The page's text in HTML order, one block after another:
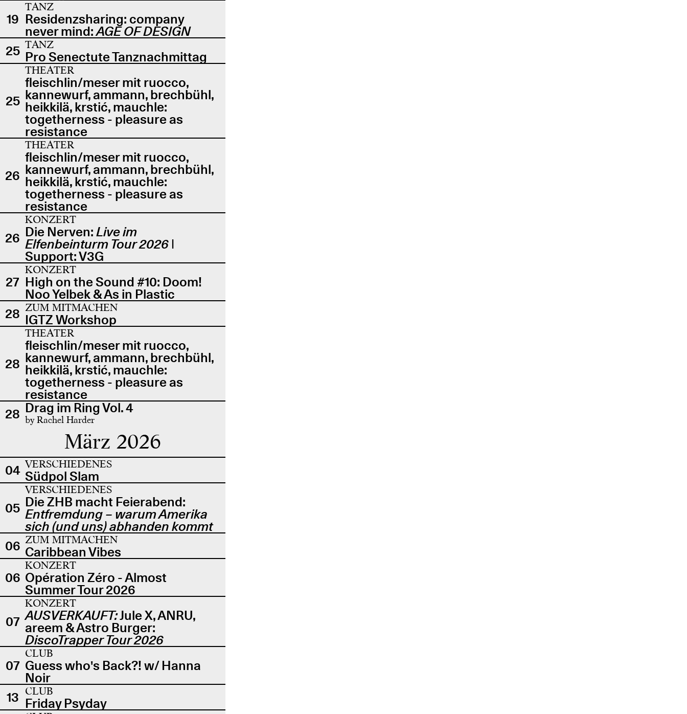
19
TANZ
Residenzsharing: company
never mind:AGE OF DESIGN
25 TANZ
Pro Senectute Tanznachmittag
25
THEATER
fleischlin/meser mit ruocco,
kannewurf, ammann, brechbühl,
heikkilä, krstić, mauchle:
togetherness - pleasure as
resistance
26
THEATER
fleischlin/meser mit ruocco,
kannewurf, ammann, brechbühl,
heikkilä, krstić, mauchle:
togetherness - pleasure as
resistance
26
KONZERT
Die Nerven:Live im
Elfenbeinturm Tour 2026 |
Support: V3G
27
KONZERT
High on the Sound #10: Doom!
Noo Yelbek & As in Plastic
28 ZUM MITMACHEN
IGTZ Workshop
28
THEATER
fleischlin/meser mit ruocco,
kannewurf, ammann, brechbühl,
heikkilä, krstić, mauchle:
togetherness - pleasure as
resistance
28 Drag im Ring Vol. 4
by Rachel Harder
März 2026
04 VERSCHIEDENES
Südpol Slam
05
VERSCHIEDENES
Die ZHB macht Feierabend:
Entfremdung – warum Amerika
sich (und uns) abhanden kommt
06 ZUM MITMACHEN
Caribbean Vibes
06
KONZERT
Opération Zéro - Almost
Summer Tour 2026
07
KONZERT
AUSVERKAUFT:Jule X, ANRU,
areem & Astro Burger:
DiscoTrapper Tour 2026
07
CLUB
Guess who's Back?! w/ Hanna
Noir
13 CLUB
Friday Psyday